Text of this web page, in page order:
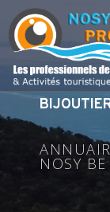
NOSY BE